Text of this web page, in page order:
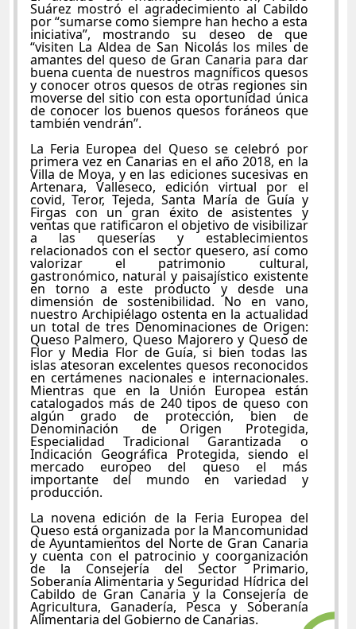
Suárez mostró el agradecimiento al Cabildo
por “sumarse como siempre han hecho a esta
iniciativa”, mostrando su deseo de que
“visiten La Aldea de San Nicolás los miles de
amantes del queso de Gran Canaria para dar
buena cuenta de nuestros magníficos quesos
y conocer otros quesos de otras regiones sin
moverse del sitio con esta oportunidad única
de conocer los buenos quesos foráneos que
también vendrán”.
La Feria Europea del Queso se celebró por
primera vez en Canarias en el año 2018, en la
Villa de Moya, y en las ediciones sucesivas en
Artenara, Valleseco, edición virtual por el
covid, Teror, Tejeda, Santa María de Guía y
Firgas con un gran éxito de asistentes y
ventas que ratificaron el objetivo de visibilizar
a las queserías y establecimientos
relacionados con el sector quesero, así como
valorizar el patrimonio cultural,
gastronómico, natural y paisajístico existente
en torno a este producto y desde una
dimensión de sostenibilidad. No en vano,
nuestro Archipiélago ostenta en la actualidad
un total de tres Denominaciones de Origen:
Queso Palmero, Queso Majorero y Queso de
Flor y Media Flor de Guía, si bien todas las
islas atesoran excelentes quesos reconocidos
en certámenes nacionales e internacionales.
Mientras que en la Unión Europea están
catalogados más de 240 tipos de queso con
algún grado de protección, bien de
Denominación de Origen Protegida,
Especialidad Tradicional Garantizada o
Indicación Geográfica Protegida, siendo el
mercado europeo del queso el más
importante del mundo en variedad y
producción.
La novena edición de la Feria Europea del
Queso está organizada por la Mancomunidad
de Ayuntamientos del Norte de Gran Canaria
y cuenta con el patrocinio y coorganización
de la Consejería del Sector Primario,
Soberanía Alimentaria y Seguridad Hídrica del
Cabildo de Gran Canaria y la Consejería de
Agricultura, Ganadería, Pesca y Soberanía
Alimentaria del Gobierno de Canarias.